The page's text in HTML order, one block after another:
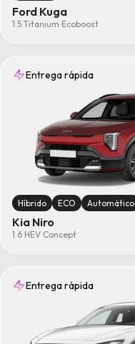
Ford Kuga
1.5 Titanium Ecoboost
Entrega rápida
Híbrido ECO Automático
Kia Niro
1.6 HEV Concept
Entrega rápida